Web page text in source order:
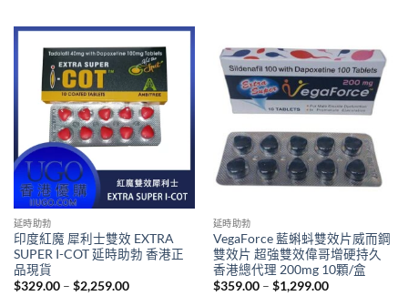
延時助勃
印度紅魔 犀利士雙效 EXTRA
SUPER I-COT 延時助勃 香港正
品現貨
$329.00 – $2,259.00Price
延時助勃
VegaForce 藍蝌蚪雙效片威而鋼
雙效片 超強雙效偉哥增硬持久
香港總代理 200mg 10顆/盒
$359.00 – $1,299.00Price